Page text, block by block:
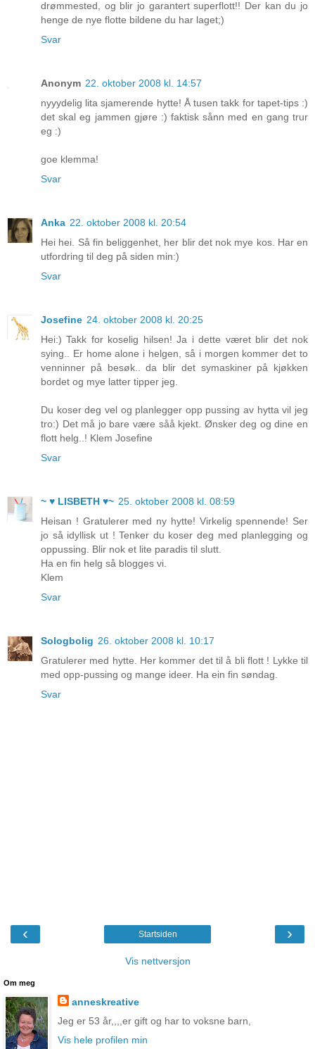
drømmested, og blir jo garantert superflott!! Der kan du jo
henge de nye flotte bildene du har laget;)
Svar
Anonym 22. oktober 2008 kl. 14:57
nyyydelig lita sjamerende hytte! Å tusen takk for tapet-tips :)
det skal eg jammen gjøre :) faktisk sånn med en gang trur
eg :)
goe klemma!
Svar
Anka 22. oktober 2008 kl. 20:54
Hei hei. Så fin beliggenhet, her blir det nok mye kos. Har en
utfordring til deg på siden min:)
Svar
Josefine 24. oktober 2008 kl. 20:25
Hei:) Takk for koselig hilsen! Ja i dette været blir det nok
sying.. Er home alone i helgen, så i morgen kommer det to
venninner på besøk.. da blir det symaskiner på kjøkken
bordet og mye latter tipper jeg.
Du koser deg vel og planlegger opp pussing av hytta vil jeg
tro:) Det må jo bare være såå kjekt. Ønsker deg og dine en
flott helg..! Klem Josefine
Svar
~ ♥ LISBETH ♥~ 25. oktober 2008 kl. 08:59
Heisan ! Gratulerer med ny hytte! Virkelig spennende! Ser
jo så idyllisk ut ! Tenker du koser deg med planlegging og
oppussing. Blir nok et lite paradis til slutt.
Ha en fin helg så blogges vi.
Klem
Svar
Sologbolig 26. oktober 2008 kl. 10:17
Gratulerer med hytte. Her kommer det til å bli flott ! Lykke til
med opp-pussing og mange ideer. Ha ein fin søndag.
Svar
‹ ›
Startsiden
Vis nettversjon
Om meg
anneskreative
Jeg er 53 år,,,,er gift og har to voksne barn,
Vis hele profilen min